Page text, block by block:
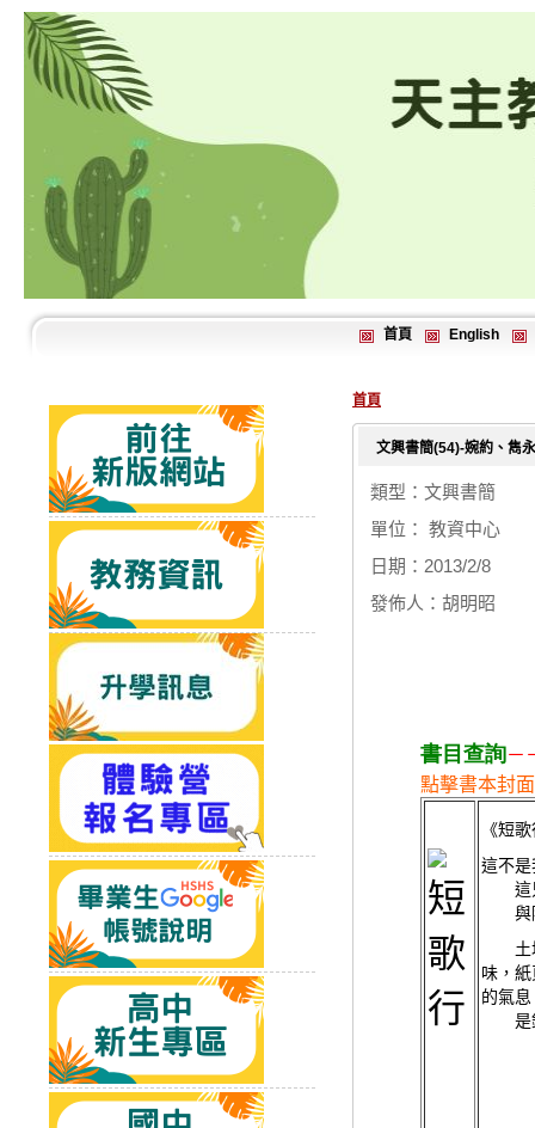
首頁 English
首頁
文興書簡(54)-婉約、雋
類型：文興書簡
單位： 教資中心
日期：2013/2/8
發佈人：胡明昭
書目查詢－
點擊書本封
《短
這不
這只
與
土地
味，
的氣息
是鍾